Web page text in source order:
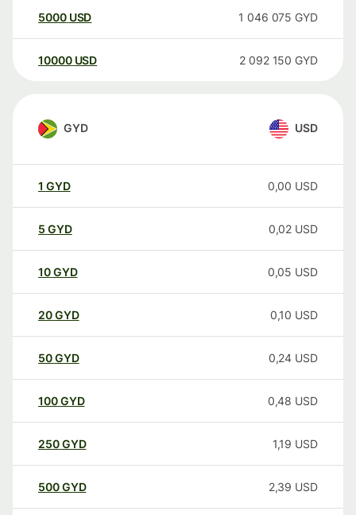
5000 USD 1 046 075 GYD
10000 USD 2 092 150 GYD
GYD USD
1 GYD 0,00 USD
5 GYD 0,02 USD
10GYD 0,05 USD
20GYD 0,10 USD
50GYD 0,24 USD
100GYD 0,48 USD
250GYD 1,19 USD
500GYD 2,39 USD